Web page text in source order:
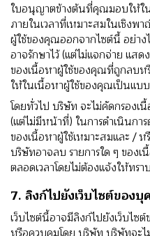
ใบอนุญาตข้างต้นที่คุณมอบให้ใ
ภายในเวลาที่เหมาะสมในเชิง
ผู้ใช้ของคุณออกจากไซต์นี้ อย่าง
อาจรักษาไว้ (แต่ไม่แจกจ่าย แสด
ของเนื้อหาผู้ใช้ของคุณที่ถูกลบ
ให้ในเนื้อหาผู้ใช้ของคุณเป็นแบ
โดยทั่วไป บริษัท จะไม่คัดกรอง
(แต่ไม่มีหน้าที่) ในการดําเนินกา
ของเนื้อหาผู้ใช้เหมาะสมและ /
บริษัทอาจลบ รายการใด ๆ ของ
ตลอดเวลาโดยไม่ต้องแจ้งให้ทร
7. ลิงก์ไปยังเว็บไซต์ของ
เว็บไซต์นี้อาจมีลิงก์ไปยังเว็บไซ